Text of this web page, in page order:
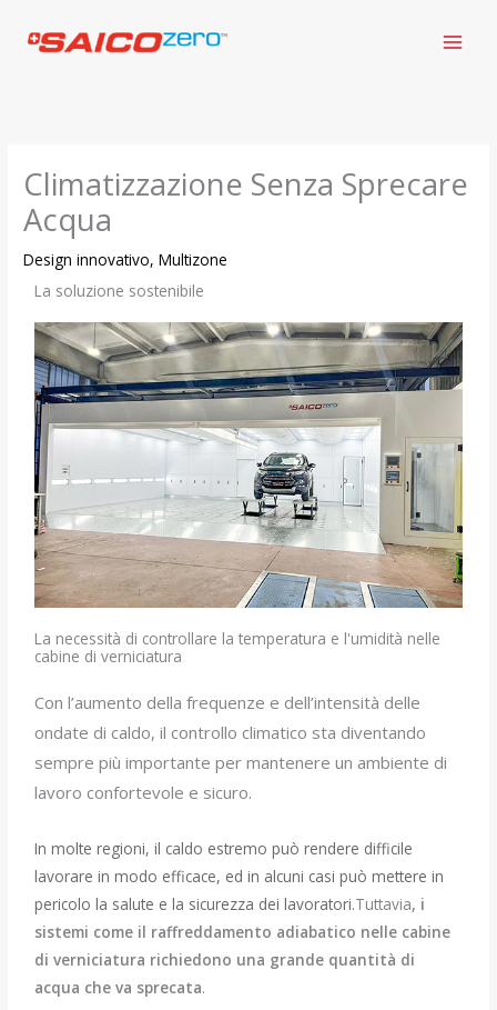
Climatizzazione Senza Sprecare
Acqua
Design innovativo,Multizone
La soluzione sostenibile
La necessità di controllare la temperatura e l'umidità nelle
cabine di verniciatura
Con l’aumento della frequenze e dell’intensità delle
ondate di caldo, il controllo climatico sta diventando
sempre più importante per mantenere un ambiente di
lavoro confortevole e sicuro.
In molte regioni, il caldo estremo può rendere difficile
lavorare in modo efficace, ed in alcuni casi può mettere in
pericolo la salute e la sicurezza dei lavoratori.Tuttavia, i
sistemi come il raffreddamento adiabatico nelle cabine
di verniciatura richiedono una grande quantità di
acqua che va sprecata.